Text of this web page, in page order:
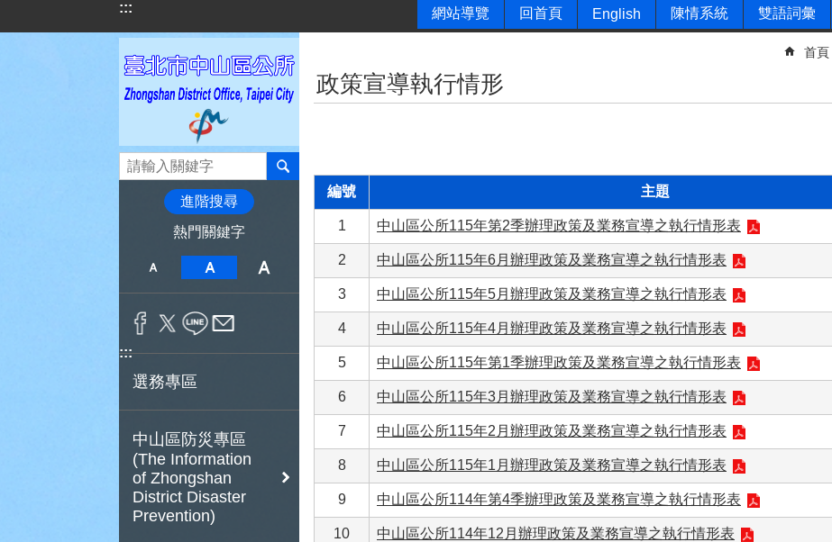
跳到主要內容區塊
::: 網站導覽 回首頁 English 陳情系統 雙語詞彙
進階搜尋
熱門關鍵字
:::
選務專區
中山區防災專區
(The Information
of Zhongshan
District Disaster
Prevention)
首頁
政策宣導執行情形
編號 主題
1 中山區公所115年第2季辦理政策及業務宣導之執行情形表
2 中山區公所115年6月辦理政策及業務宣導之執行情形表
3 中山區公所115年5月辦理政策及業務宣導之執行情形表
4 中山區公所115年4月辦理政策及業務宣導之執行情形表
5 中山區公所115年第1季辦理政策及業務宣導之執行情形表
6 中山區公所115年3月辦理政策及業務宣導之執行情形表
7 中山區公所115年2月辦理政策及業務宣導之執行情形表
8 中山區公所115年1月辦理政策及業務宣導之執行情形表
9 中山區公所114年第4季辦理政策及業務宣導之執行情形表
10 中山區公所114年12月辦理政策及業務宣導之執行情形表